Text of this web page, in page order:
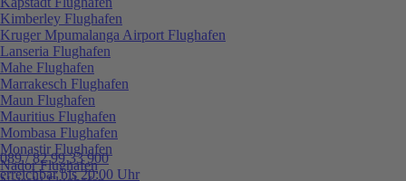
089 / 82 99 33 900
erreichbar bis 20:00 Uhr
Kimberley Flughafen
Kruger Mpumalanga Airport Flughafen
Lanseria Flughafen
Mahe Flughafen
Marrakesch Flughafen
Maun Flughafen
Mauritius Flughafen
Mombasa Flughafen
Monastir Flughafen
Nador Flughafen